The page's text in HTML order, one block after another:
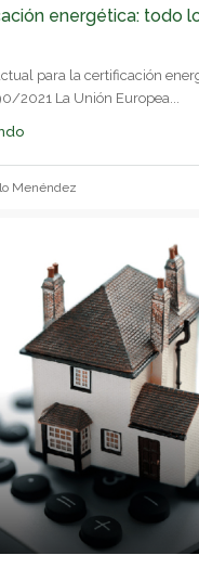
energética: todo
para la certificación
2021 La Unión Europea...
Menéndez